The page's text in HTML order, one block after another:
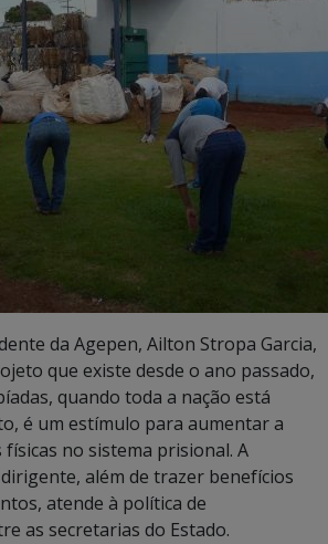
da Agepen, Ailton Stropa Garcia,
que existe desde o ano passado,
quando toda a nação está
é um estímulo para aumentar a
no sistema prisional. A
além de trazer benefícios
atende à política de
as secretarias do Estado.